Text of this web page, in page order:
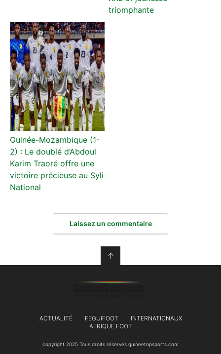
triomphante
Guinée-Mozambique (1-
2) : Le doublé d’Abdoul
Karim Traoré offre une
victoire précieuse au Syli
National
Laissez un commentaire
↑
ACTUALITÉ FEGUIFOOT
INTERNATIONAUX
AFRIQUE FOOT
copyright 2025 Tous droits réservés guineetopsports.com